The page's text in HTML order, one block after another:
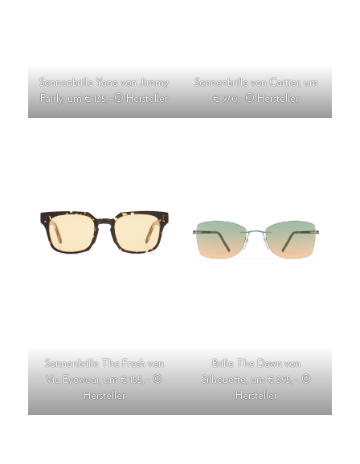
Sonnenbrille Yana von Jimmy
Fairly, um € 135,–© Hersteller
Sonnenbrille von Cartier, um
€ 970,- © Hersteller
Sonnenbrille The Fresh von
Viu Eyewear, um € 155,– ©
Hersteller
Brille The Dawn von
Silhouette, um € 395,– ©
Hersteller